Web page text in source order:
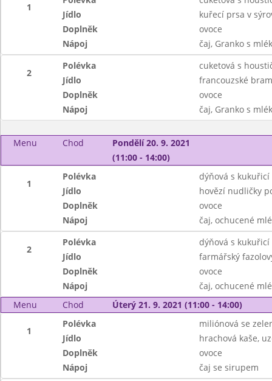
1
Jídlo
kuřecí prsa v
Doplněk
ovoce
Nápoj
čaj, Granko s
2
Polévka
cuketová s
Jídlo
francouzské
Doplněk
ovoce
Nápoj
čaj, Granko s
Menu Chod
Pondělí 20. 9. 2021
(11:00 - 14:00)
1
Polévka
dýňová s kukuřicí
Jídlo
hovězí nudličky
Doplněk
ovoce
Nápoj
čaj, ochucené
2
Polévka
dýňová s kukuřicí
Jídlo
farmářský
Doplněk
ovoce
Nápoj
čaj, ochucené
Menu
Chod Úterý 21. 9. 2021 (11:00 - 14:00)
1
Polévka
miliónová se
Jídlo
hrachová kaše,
Doplněk
ovoce
Nápoj
čaj se sirupem